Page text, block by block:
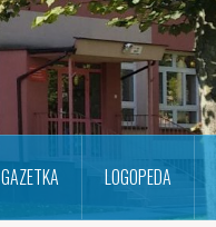
GAZETKA LOGOPEDA